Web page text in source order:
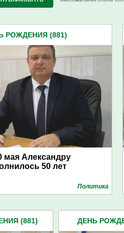
РОЖДЕНИЯ (881)
Александру
50 лет
Политика
(881) ДЕНЬ